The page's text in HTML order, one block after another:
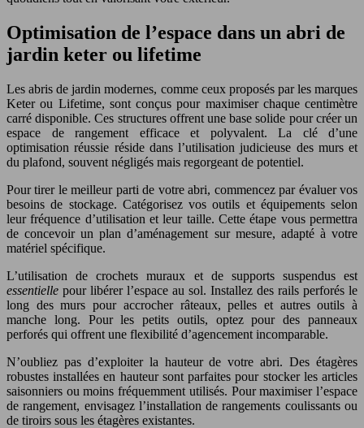
Optimisation de l’espace dans un abri de
jardin keter ou lifetime
Les abris de jardin modernes, comme ceux proposés par les marques
Keter ou Lifetime, sont conçus pour maximiser chaque centimètre
carré disponible. Ces structures offrent une base solide pour créer un
espace de rangement efficace et polyvalent. La clé d’une
optimisation réussie réside dans l’utilisation judicieuse des murs et
du plafond, souvent négligés mais regorgeant de potentiel.
Pour tirer le meilleur parti de votre abri, commencez par évaluer vos
besoins de stockage. Catégorisez vos outils et équipements selon
leur fréquence d’utilisation et leur taille. Cette étape vous permettra
de concevoir un plan d’aménagement sur mesure, adapté à votre
matériel spécifique.
L’utilisation de crochets muraux et de supports suspendus est
essentielle pour libérer l’espace au sol. Installez des rails perforés le
long des murs pour accrocher râteaux, pelles et autres outils à
manche long. Pour les petits outils, optez pour des panneaux
perforés qui offrent une flexibilité d’agencement incomparable.
N’oubliez pas d’exploiter la hauteur de votre abri. Des étagères
robustes installées en hauteur sont parfaites pour stocker les articles
saisonniers ou moins fréquemment utilisés. Pour maximiser l’espace
de rangement, envisagez l’installation de rangements coulissants ou
de tiroirs sous les étagères existantes.